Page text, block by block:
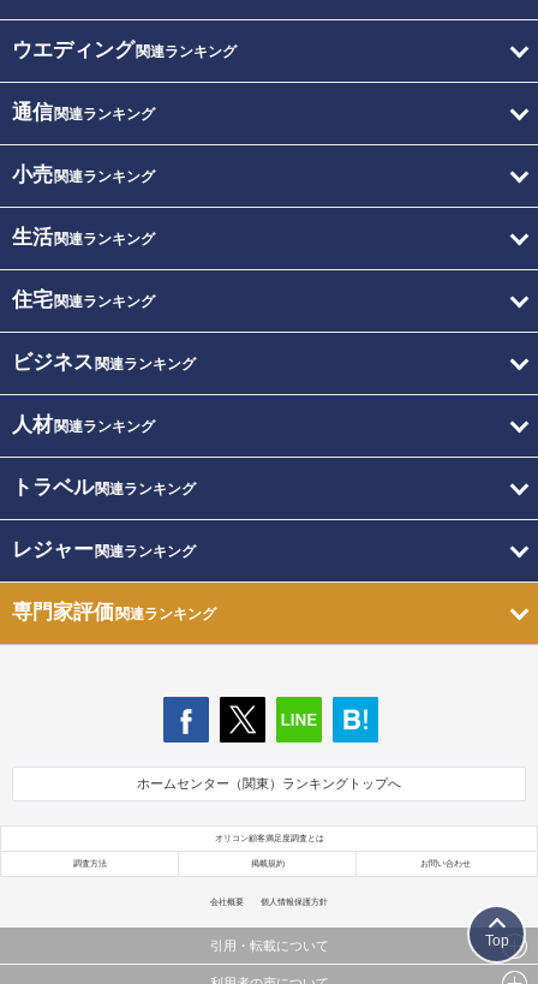
ウエディング関連ランキング
通信関連ランキング
小売関連ランキング
生活関連ランキング
住宅関連ランキング
ビジネス 関連ランキング
人材関連ランキング
トラベル関連ランキング
レジャー関連ランキング
専門家評価関連ランキング
ホームセンター（関東）ランキングトップへ
オリコン顧客満足度調査とは
調査方法 掲載規約 お問い合わせ
会社概要 個人情報保護方針
引用・転載について Top